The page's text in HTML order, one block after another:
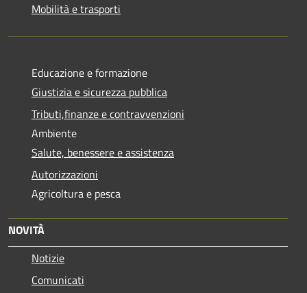
Mobilità e trasporti
Educazione e formazione
Giustizia e sicurezza pubblica
Tributi,finanze e contravvenzioni
Ambiente
Salute, benessere e assistenza
Autorizzazioni
Agricoltura e pesca
NOVITÀ
Notizie
Comunicati